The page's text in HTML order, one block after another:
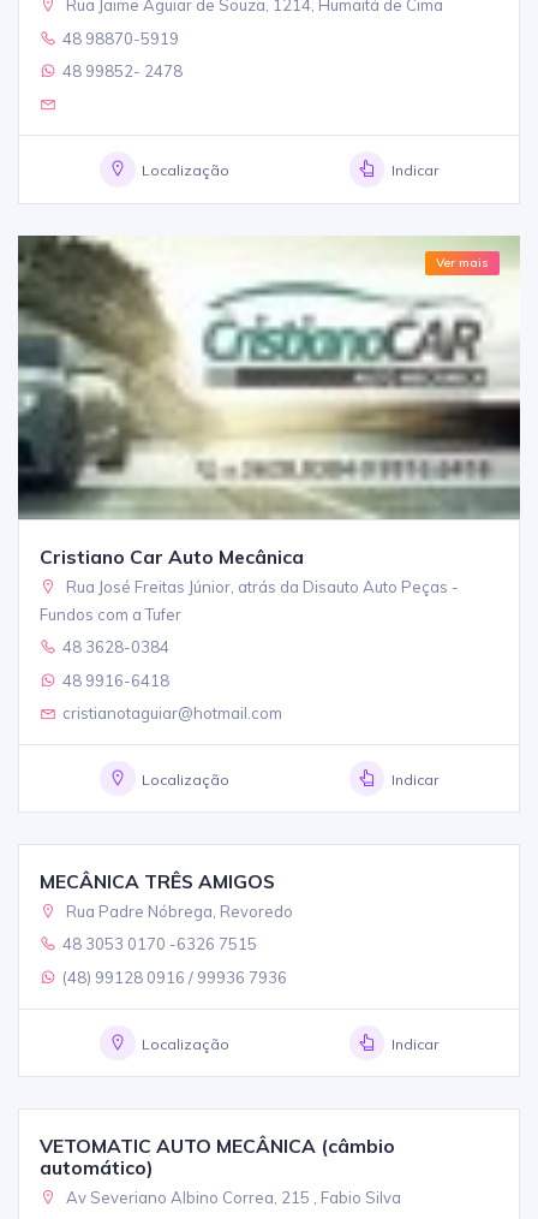
Rua Jaime Aguiar de Souza, 1214, Humaitá de Cima
48 98870-5919
48 99852- 2478
Localização Indicar
Ver mais
Cristiano Car Auto Mecânica
Rua José Freitas Júnior, atrás da Disauto Auto Peças -
Fundos com a Tufer
48 3628-0384
48 9916-6418
cristianotaguiar@hotmail.com
Localização Indicar
MECÂNICA TRÊS AMIGOS
Rua Padre Nóbrega, Revoredo
48 3053 0170 -6326 7515
(48) 99128 0916 / 99936 7936
Localização Indicar
VETOMATIC AUTO MECÂNICA (câmbio
automático)
Av Severiano Albino Correa, 215 , Fabio Silva